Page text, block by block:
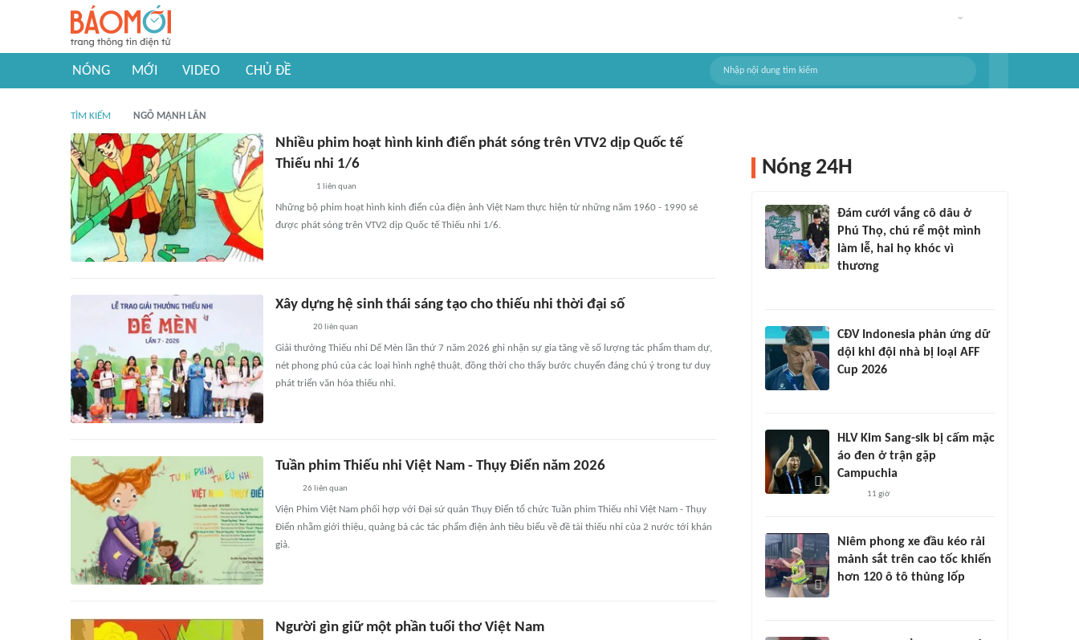
NÓNG MỚI VIDEO CHỦ ĐỀ
TÌM KIẾM NGÔ MẠNH LÂN
Nhiều phim hoạt hình kinh điển phát sóng trên VTV2 dịp Quốc tế
Thiếu nhi 1/6
1 liên quan
Những bộ phim hoạt hình kinh điển của điện ảnh Việt Nam thực hiện từ những năm 1960 - 1990 sẽ
được phát sóng trên VTV2 dịp Quốc tế Thiếu nhi 1/6.
Xây dựng hệ sinh thái sáng tạo cho thiếu nhi thời đại số
20 liên quan
Giải thưởng Thiếu nhi Dế Mèn lần thứ 7 năm 2026 ghi nhận sự gia tăng về số lượng tác phẩm tham dự,
nét phong phú của các loại hình nghệ thuật, đồng thời cho thấy bước chuyển đáng chú ý trong tư duy
phát triển văn hóa thiếu nhi.
Tuần phim Thiếu nhi Việt Nam - Thụy Điển năm 2026
26 liên quan
Viện Phim Việt Nam phối hợp với Đại sứ quán Thụy Điển tổ chức Tuần phim Thiếu nhi Việt Nam - Thụy
Điển nhằm giới thiệu, quảng bá các tác phẩm điện ảnh tiêu biểu về đề tài thiếu nhi của 2 nước tới khán
giả.
Người gìn giữ một phần tuổi thơ Việt Nam
Nóng 24H
Đám cưới vắng cô dâu ở
Phú Thọ, chú rể một mình
làm lễ, hai họ khóc vì
thương
CĐV Indonesia phản ứng dữ
dội khi đội nhà bị loại AFF
Cup 2026
HLV Kim Sang-sik bị cấm mặc
áo đen ở trận gặp
Campuchia
11 giờ
Niêm phong xe đầu kéo rải
mảnh sắt trên cao tốc khiến
hơn 120 ô tô thủng lốp